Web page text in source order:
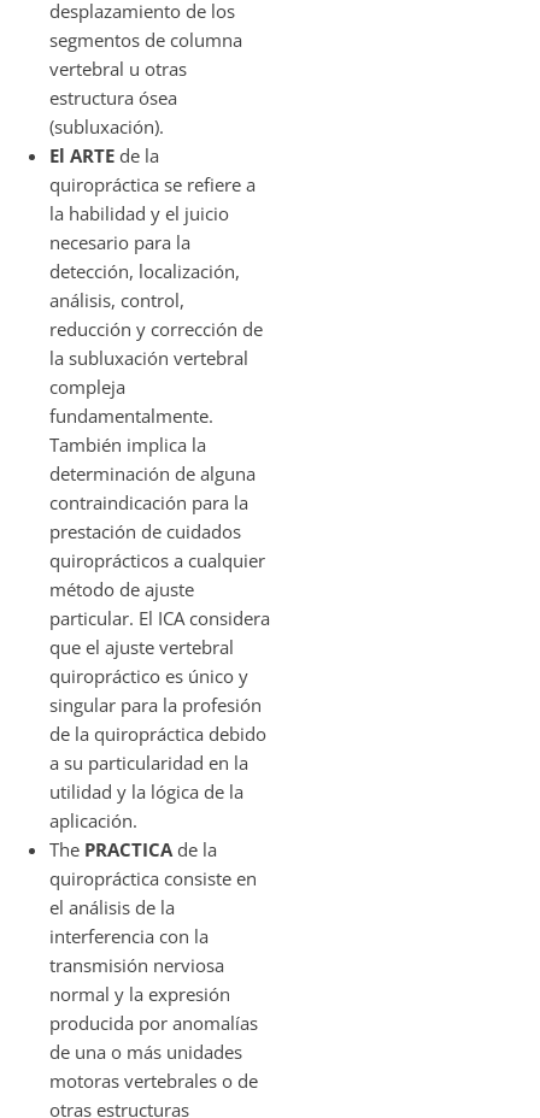
desplazamiento de los
segmentos de columna
vertebral u otras
estructura ósea
(subluxación).
El ARTEde la
quiropráctica se refiere a
la habilidad y el juicio
necesario para la
detección, localización,
análisis, control,
reducción y corrección de
la subluxación vertebral
compleja
fundamentalmente.
También implica la
determinación de alguna
contraindicación para la
prestación de cuidados
quiroprácticos a cualquier
método de ajuste
particular. El ICA considera
que el ajuste vertebral
quiropráctico es único y
singular para la profesión
de la quiropráctica debido
a su particularidad en la
utilidad y la lógica de la
aplicación.
ThePRACTICAde la
quiropráctica consiste en
el análisis de la
interferencia con la
transmisión nerviosa
normal y la expresión
producida por anomalías
de una o más unidades
motoras vertebrales o de
otras estructuras